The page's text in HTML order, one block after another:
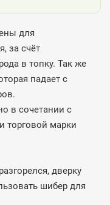
для
за счёт
в топку. Так же
падает с
в сочетании с
марки
дверку
шибер для